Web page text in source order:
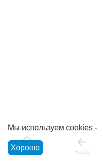
Главная Назад
Мы используем cookies -
Хорошо